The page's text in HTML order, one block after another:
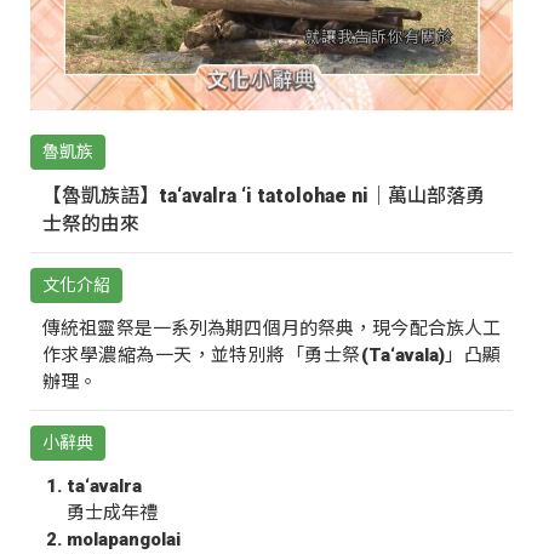
魯凱族
【魯凱族語】ta‘avalra ‘i tatolohae ni｜萬山部落勇
士祭的由來
文化介紹
傳統祖靈祭是一系列為期四個月的祭典，現今配合族人工
作求學濃縮為一天，並特別將「勇士祭(Ta‘avala)」凸顯
辦理。
小辭典
ta‘avalra
勇士成年禮
molapangolai